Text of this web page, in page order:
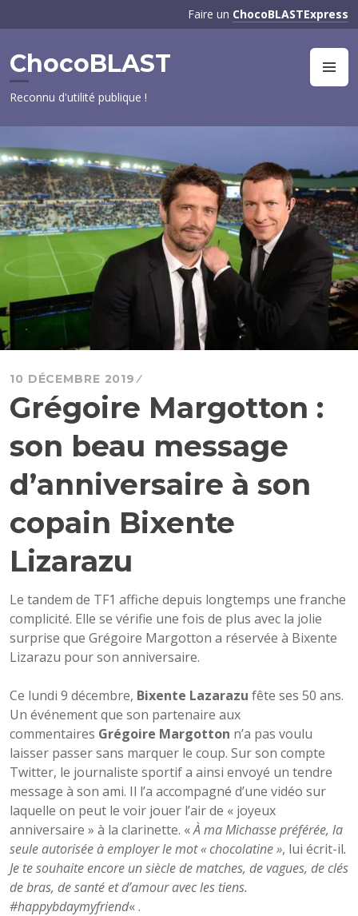
au
principal
Faire un ChocoBLASTExpress
ChocoBLAST
Reconnu d'utilité publique !
10 DÉCEMBRE 2019
Grégoire Margotton :
son beau message
d’anniversaire à son
copain Bixente
Lizarazu
Le tandem de TF1 affiche depuis longtemps une franche
complicité. Elle se vérifie une fois de plus avec la jolie
surprise que Grégoire Margotton a réservée à Bixente
Lizarazu pour son anniversaire.
Ce lundi 9 décembre, Bixente Lazarazu fête ses 50 ans.
Un événement que son partenaire aux
commentaires Grégoire Margotton n’a pas voulu
laisser passer sans marquer le coup. Sur son compte
Twitter, le journaliste sportif a ainsi envoyé un tendre
message à son ami. Il l’a accompagné d’une vidéo sur
laquelle on peut le voir jouer l’air de « joyeux
anniversaire » à la clarinette. «À ma Michasse préférée, la
seule autorisée à employer le mot « chocolatine », lui écrit-il.
Je te souhaite encore un siècle de matches, de vagues, de clés
de bras, de santé et d’amour avec les tiens.
#happybdaymyfriend« .